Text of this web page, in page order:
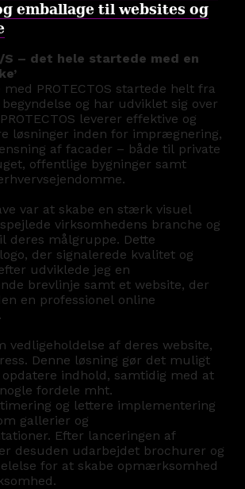
emballage til websites og
S – det hele startede med en
med PROTECTOS startede helt fra
begyndelse og har udviklet sig over
PROTECTOS leverer effektive og
løsninger inden for imprægnering,
af facader – både til private
offentlige bygninger samt
var at skabe en stærk visuel
virksomhedens branche og
deres målgruppe. Dette
logo, der signalerede kvalitet og
udviklede jeg en
brevlinje samt et website, der
en professionel online
vedligeholdelse af deres website,
Denne løsning gør det muligt
opdatere indhold, samtidig med at
nogle fordele mht.
og lettere implementering
gallerier og
Efter lanceringen af
desuden udarbejdet brochurer og
for at skabe opmærksomhed